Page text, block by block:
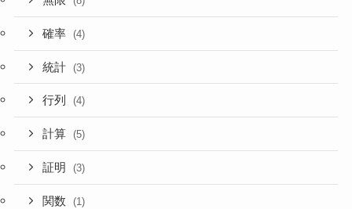
確率 (4)
統計 (3)
行列 (4)
計算 (5)
証明 (3)
関数 (1)